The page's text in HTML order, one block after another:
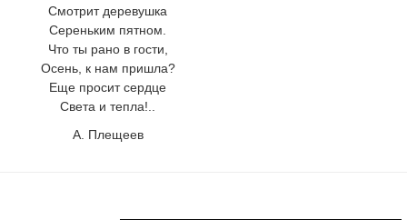
Смотрит деревушка
Сереньким пятном.
Что ты рано в гости,
Осень, к нам пришла?
Еще просит сердце
Света и тепла!..
А. Плещеев